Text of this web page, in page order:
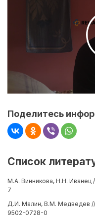
Поделитесь
Список
М.А. Винникова, Н.Н. Иванец
7
Д.И. Малин, В.М. Медведев //
9502-0728-0